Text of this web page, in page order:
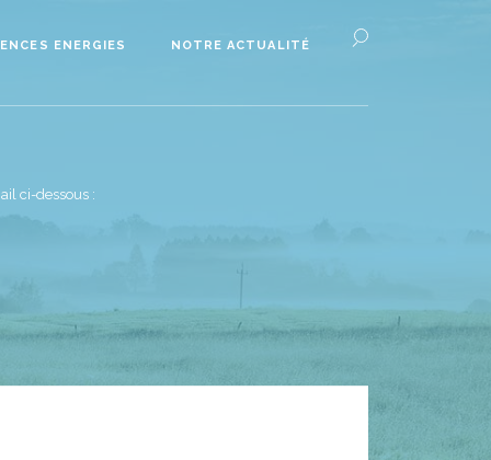
ENERGIES NOTRE ACTUALITÉ
ci-dessous :